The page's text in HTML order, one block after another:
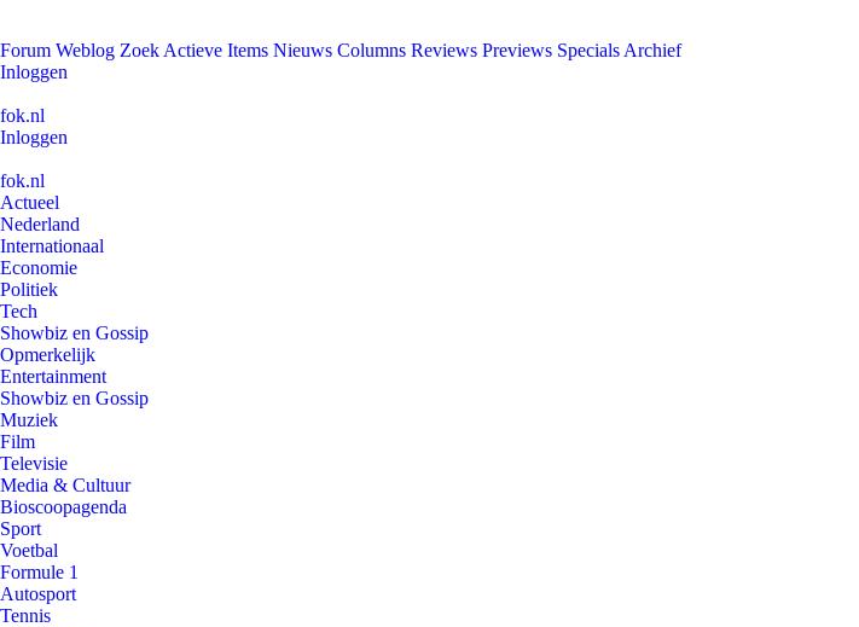
Forum Weblog Zoek Actieve Items Nieuws Columns Reviews Previews Specials Archief
Inloggen
fok.nl
Inloggen
fok.nl
Actueel
Nederland
Internationaal
Economie
Politiek
Tech
Showbiz en Gossip
Opmerkelijk
Entertainment
Showbiz en Gossip
Muziek
Film
Televisie
Media & Cultuur
Bioscoopagenda
Sport
Voetbal
Formule 1
Autosport
Tennis